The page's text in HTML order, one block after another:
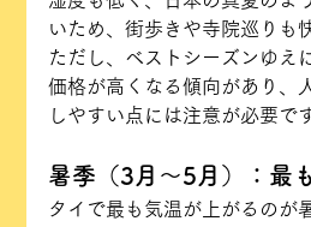
いため、街歩きや寺院巡りも
ただし、ベストシーズンゆえ
価格が高くなる傾向があり、
しやすい点には注意が必要で
暑季（3月〜5月）：最
タイで最も気温が上がるのが